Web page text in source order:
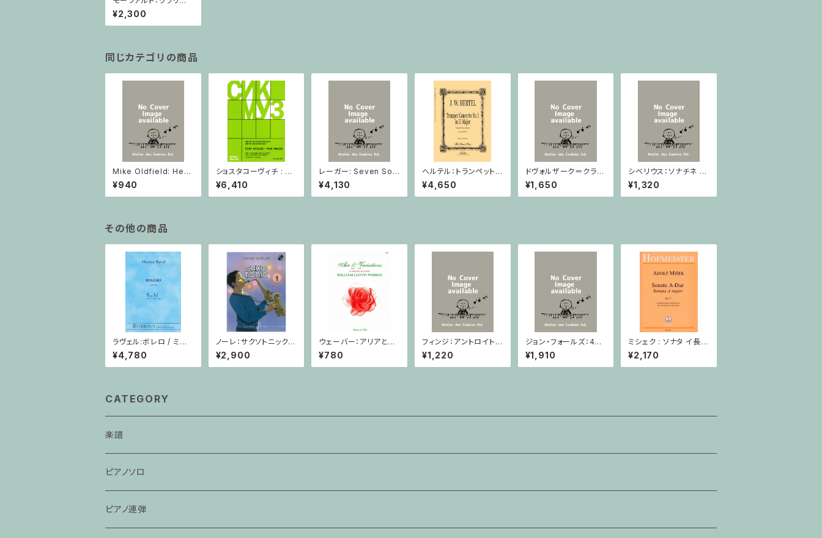
ト協奏曲 イ長調 KV.6
22/クラリネット・ピアノ
¥2,300
同じカテゴリの商品
Mike Oldfield: Herg
est Ridge / ピアノ
¥940
ショスタコーヴィチ : 2
つのヴァイオリンとピア
ノのための 5つの小品 /
ヴァイオリン2とピアノ
¥6,410
レーガー: Seven Son
atas op. 91 Heft 2 /
ヴァイオリン
¥4,130
ヘルテル：トランペット協
奏曲第1番 変ホ長調/
トランペット・ピアノ
¥4,650
ドヴォルザーク＝クライ
スラー：スラヴ幻想曲 ロ
短調 from Op.55-4,
Op.75 / ヴァイオリン
¥1,650
シベリウス：ソナチネ ホ
長調 Op.80 / ヴァイオ
リンとピアノ
¥1,320
その他の商品
ラヴェル:ボレロ / ミニ
チュアスコア
¥4,780
ノーレ：サクソトニック/
サクソフォーン・CD
¥2,900
ウェーバー：アリアと変
奏/クラリネット・ピアノ
¥780
フィンジ：アントロイト /
ヴァイオリン・ピアノ
¥1,220
ジョン・フォールズ：4月
- イングランド / ピアノ
ソロ
¥1,910
ミシェク : ソナタ イ長調
Op. 5 / コントラバスと
ピアノ
¥2,170
CATEGORY
楽譜
ピアノソロ
ピアノ連弾